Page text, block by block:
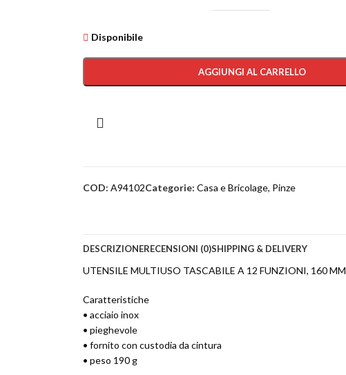
Disponibile
AGGIUNGI AL CARRELLO
COD: A94102Categorie: Casa e Bricolage, Pinze
DESCRIZIONERECENSIONI (0)SHIPPING & DELIVERY
UTENSILE MULTIUSO TASCABILE A 12 FUNZIONI, 160 MM
Caratteristiche
• acciaio inox
• pieghevole
• fornito con custodia da cintura
• peso 190 g